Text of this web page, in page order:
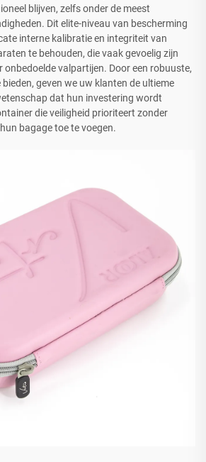
blijven, zelfs onder de meest
Dit elite-niveau van bescherming
interne kalibratie en integriteit van
te behouden, die vaak gevoelig zijn
valpartijen. Door een robuuste,
geven we uw klanten de ultieme
dat hun investering wordt
die veiligheid prioriteert zonder
bagage toe te voegen.